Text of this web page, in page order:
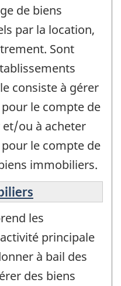
de biens
par la location,
Sont
consiste à gérer
le compte de
ou à acheter
le compte de
immobiliers.
les
principale
à bail des
des biens